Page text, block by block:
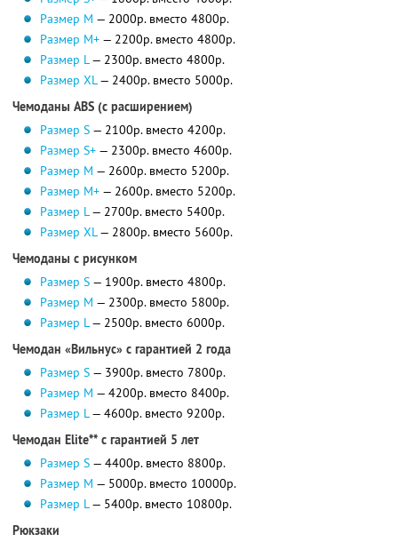
Размер M — 2000р. вместо 4800р.
Размер M+— 2200р. вместо 4800р.
Размер L— 2300р. вместо 4800р.
Размер XL— 2400р. вместо 5000р.
Чемоданы ABS (с расширением)
Размер S— 2100р. вместо 4200р.
Размер S+— 2300р. вместо 4600р.
Размер M — 2600р. вместо 5200р.
Размер M+— 2600р. вместо 5200р.
Размер L— 2700р. вместо 5400р.
Размер XL— 2800р. вместо 5600р.
Чемоданы с рисунком
Размер S— 1900р. вместо 4800р.
Размер M — 2300р. вместо 5800р.
Размер L— 2500р. вместо 6000р.
Чемодан «Вильнус» c гарантией 2 года
Размер S— 3900р. вместо 7800р.
Размер M — 4200р. вместо 8400р.
Размер L— 4600р. вместо 9200р.
Чемодан Elite** c гарантией 5 лет
Размер S— 4400р. вместо 8800р.
Размер M — 5000р. вместо 10000р.
Размер L— 5400р. вместо 10800р.
Рюкзаки